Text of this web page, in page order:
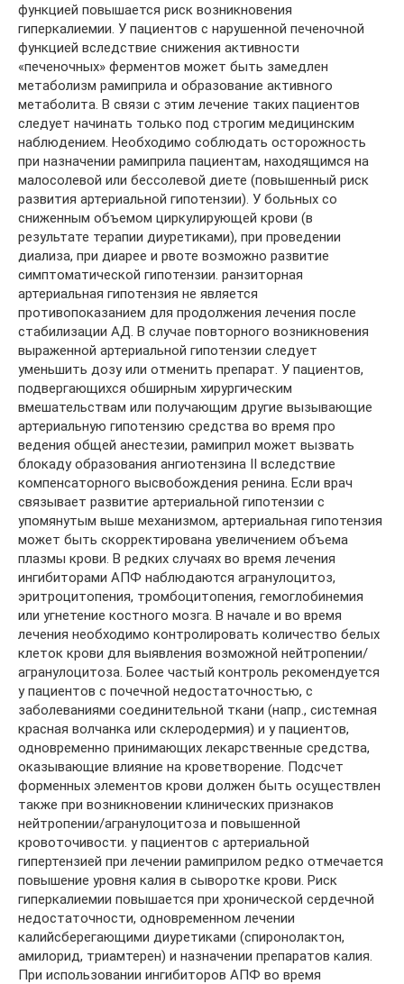
функцией повышается риск возникновения
гиперкалиемии. У пациентов с нарушенной печеночной
функцией вследствие снижения активности
«печеночных» ферментов может быть замедлен
метаболизм рамиприла и образование активного
метаболита. В связи с этим лечение таких пациентов
следует начинать только под строгим медицинским
наблюдением. Необходимо соблюдать осторожность
при назначении рамиприла пациентам, находящимся на
малосолевой или бессолевой диете (повышенный риск
развития артериальной гипотензии). У больных со
сниженным объемом циркулирующей крови (в
результате терапии диуретиками), при проведении
диализа, при диарее и рвоте возможно развитие
симптоматической гипотензии. ранзиторная
артериальная гипотензия не является
противопоказанием для продолжения лечения после
стабилизации АД. В случае повторного возникновения
выраженной артериальной гипотензии следует
уменьшить дозу или отменить препарат. У пациентов,
подвергающихся обширным хирургическим
вмешательствам или получающим другие вызывающие
артериальную гипотензию средства во время про
ведения общей анестезии, рамиприл может вызвать
блокаду образования ангиотензина II вследствие
компенсаторного высвобождения ренина. Если врач
связывает развитие артериальной гипотензии с
упомянутым выше механизмом, артериальная гипотензия
может быть скорректирована увеличением объема
плазмы крови. В редких случаях во время лечения
ингибиторами АПФ наблюдаются агранулоцитоз,
эритроцитопения, тромбоцитопения, гемоглобинемия
или угнетение костного мозга. В начале и во время
лечения необходимо контролировать количество белых
клеток крови для выявления возможной нейтропении/
агранулоцитоза. Более частый контроль рекомендуется
у пациентов с почечной недостаточностью, с
заболеваниями соединительной ткани (напр., системная
красная волчанка или склеродермия) и у пациентов,
одновременно принимающих лекарственные средства,
оказывающие влияние на кроветворение. Подсчет
форменных элементов крови должен быть осуществлен
также при возникновении клинических признаков
нейтропении/агранулоцитоза и повышенной
кровоточивости. у пациентов с артериальной
гипертензией при лечении рамиприлом редко отмечается
повышение уровня калия в сыворотке крови. Риск
гиперкалиемии повышается при хронической сердечной
недостаточности, одновременном лечении
калийсберегающими диуретиками (спиронолактон,
амилорид, триамтерен) и назначении препаратов калия.
При использовании ингибиторов АПФ во время